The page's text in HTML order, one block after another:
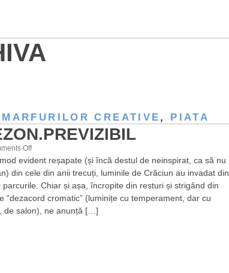
CREATIVE , PIATA
Offon
De
sezon.Previzibil
evident reșapate (și încă destul de neinspirat, ca să nu
din cele din anii trecuți, luminile de Crăciun au invadat din
parcurile. Chiar și așa, încropite din resturi și strigând din
“dezacord cromatic” (luminițe cu temperament, dar cu
de salon), ne anunță […]